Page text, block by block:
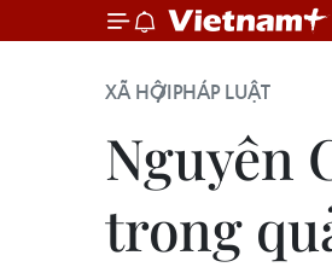
XÃ HỘIPHÁP LUẬT
Nguyên
trong